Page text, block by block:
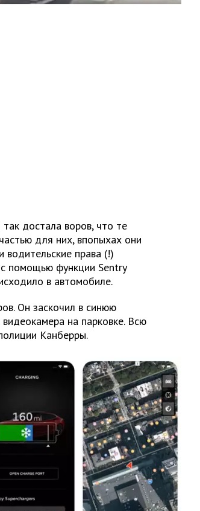
достала воров, что те
для них, впопыхах они
права (!)
помощью функции Sentry
в автомобиле.
Он заскочил в синюю
на парковке. Всю
Канберры.